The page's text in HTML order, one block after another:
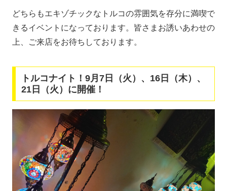
どちらもエキゾチックなトルコの雰囲気を存分に満喫で
きるイベントになっております。皆さまお誘いあわせの
上、ご来店をお待ちしております。
トルコナイト！9月7日（火）、16日（木）、
21日（火）に開催！